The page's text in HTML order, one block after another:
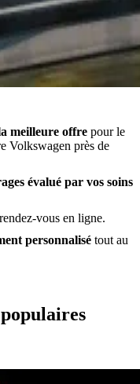
meilleure offre pour le
Volkswagen près de
évalué par vos soins
vous en ligne.
personnalisé tout au